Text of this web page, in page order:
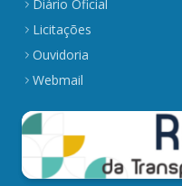
Diário Oficial
Licitações
Ouvidoria
Webmail